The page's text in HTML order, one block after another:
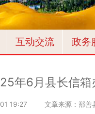
互动交流 政务
年6月县长信箱
19:27 文章来源：鄯